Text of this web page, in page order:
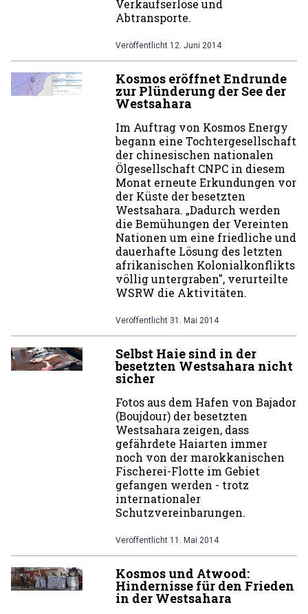
Verkaufserlöse und
Abtransporte.
Veröffentlicht 12. Juni 2014
Kosmos eröffnet Endrunde
zur Plünderung der See der
Westsahara
Im Auftrag von Kosmos Energy
begann eine Tochtergesellschaft
der chinesischen nationalen
Ölgesellschaft CNPC in diesem
Monat erneute Erkundungen vor
der Küste der besetzten
Westsahara. „Dadurch werden
die Bemühungen der Vereinten
Nationen um eine friedliche und
dauerhafte Lösung des letzten
afrikanischen Kolonialkonflikts
völlig untergraben", verurteilte
WSRW die Aktivitäten.
Veröffentlicht 31. Mai 2014
Selbst Haie sind in der
besetzten Westsahara nicht
sicher
Fotos aus dem Hafen von Bajador
(Boujdour) der besetzten
Westsahara zeigen, dass
gefährdete Haiarten immer
noch von der marokkanischen
Fischerei-Flotte im Gebiet
gefangen werden - trotz
internationaler
Schutzvereinbarungen.
Veröffentlicht 11. Mai 2014
Kosmos und Atwood:
Hindernisse für den Frieden
in der Westsahara